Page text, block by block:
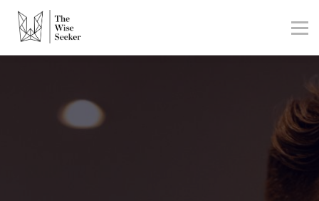
REGÍSTRATE